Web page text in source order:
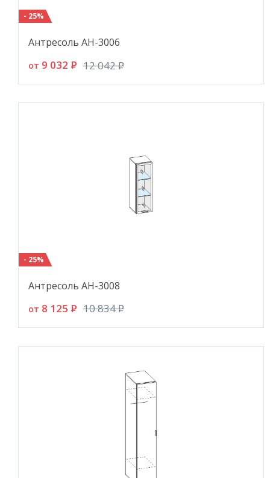
- 25%
Антресоль АН-3006
от 9 032 P 12 042P
- 25%
Антресоль АН-3008
от 8 125 P 10 834P